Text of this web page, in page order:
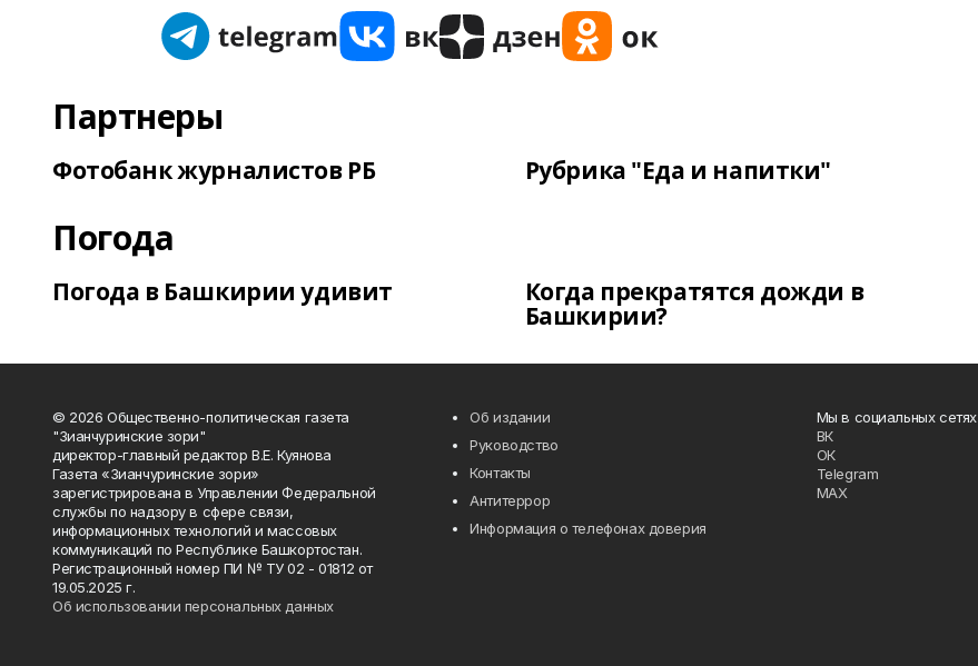
Партнеры
Фотобанк журналистов РБ Рубрика "Еда и напитки"
Погода
Погода в Башкирии удивит Когда прекратятся дожди в
Башкирии?
© 2026 Общественно-политическая газета
"Зианчуринские зори"
директор-главный редактор В.Е. Куянова
Газета «Зианчуринские зори»
зарегистрирована в Управлении Федеральной
службы по надзору в сфере связи,
информационных технологий и массовых
коммуникаций по Республике Башкортостан.
Регистрационный номер ПИ № ТУ 02 - 01812 от
19.05.2025 г.
Об использовании персональных данных
Об издании
Руководство
Контакты
Антитеррор
Информация о телефонах доверия
Мы в социальных сетях
ВК
ОК
Telegram
MAX